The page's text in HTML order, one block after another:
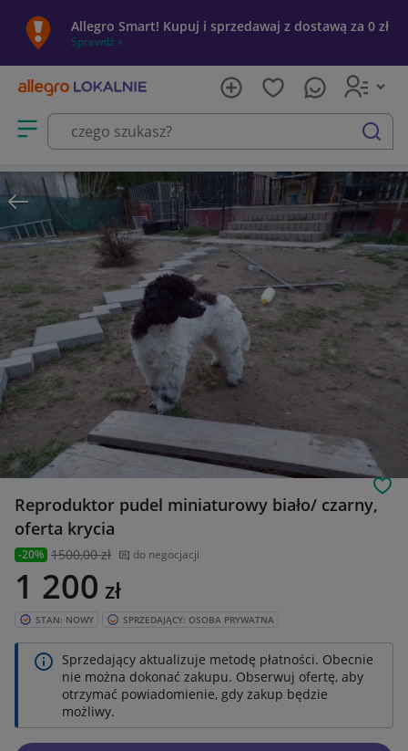
Allegro Smart! Kupuj i sprzedawaj z dostawą za 0 zł
Sprawdź »
Otwórz menu z kategoriami
szukaj
Reproduktor pudel miniaturowy biało/ czarny,
oferta krycia
-20% 1500,00 zł do negocjacji
1 200 zł
STAN: NOWY SPRZEDAJĄCY: OSOBA PRYWATNA
Sprzedający aktualizuje metodę płatności. Obecnie
nie można dokonać zakupu. Obserwuj ofertę, aby
otrzymać powiadomienie, gdy zakup będzie
możliwy.